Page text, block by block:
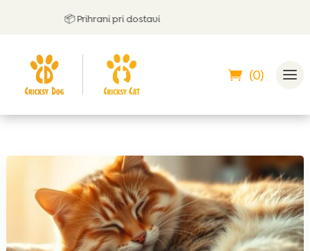
📦 Prihrani pri dostavi
(0)